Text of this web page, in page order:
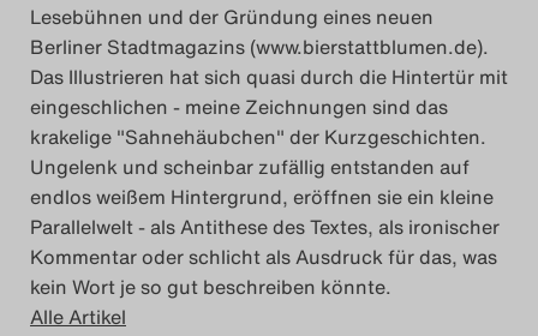
2018 Alumni
Das Theatertreffen-Blog
2019
Das Theatertreffen-Blog
2020
Das Theatertreffen-Blog
Lesebühnen und der Gründung eines neuen
Berliner Stadtmagazins (www.bierstattblumen.de).
Das Illustrieren hat sich quasi durch die Hintertür mit
eingeschlichen - meine Zeichnungen sind das
krakelige "Sahnehäubchen" der Kurzgeschichten.
Ungelenk und scheinbar zufällig entstanden auf
endlos weißem Hintergrund, eröffnen sie ein kleine
Parallelwelt - als Antithese des Textes, als ironischer
Kommentar oder schlicht als Ausdruck für das, was
kein Wort je so gut beschreiben könnte.
Alle Artikel